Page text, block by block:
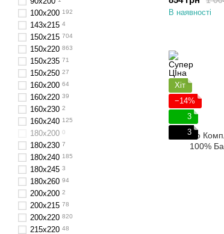
В наявності
Хіт
−14%
3
3
100х200 192
143х215 4
150х215 704
150х220 863
150х235 71
150х250 27
160х200 64
160х220 39
160х230 2
160х240 125
180x200 0
180х230 7
180х240 185
180х245 3
180х260 94
200х200 2
200х215 78
200х220 820
215х220 48